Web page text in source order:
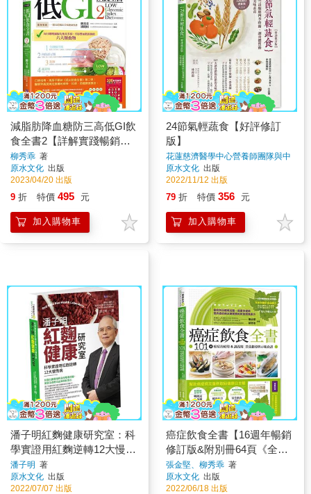
減脂肪降血糖防三高低GI飲
食全書2【詳解實踐暢銷修
訂版】
柳秀乖 著
原水文化 出版
2023/04/20 出版
9 折 特價 495 元
加入購物車
24節氣輕蔬食【好評修訂
版】
花蓮慈濟醫學中心營養師團隊與中
醫團隊著
原水文化 出版
2022/11/12 出版
79 折 特價 356 元
加入購物車
潘子明紅麴健康研究室：科
學實證用紅麴逆轉12大慢性
病
潘子明 著
原水文化 出版
2022/07/07 出版
癌症飲食全書【16週年暢銷
修訂版&附別冊64頁《全面
啟動抗癌自癒力》】
張金堅、柳秀乖 著
原水文化 出版
2022/06/18 出版